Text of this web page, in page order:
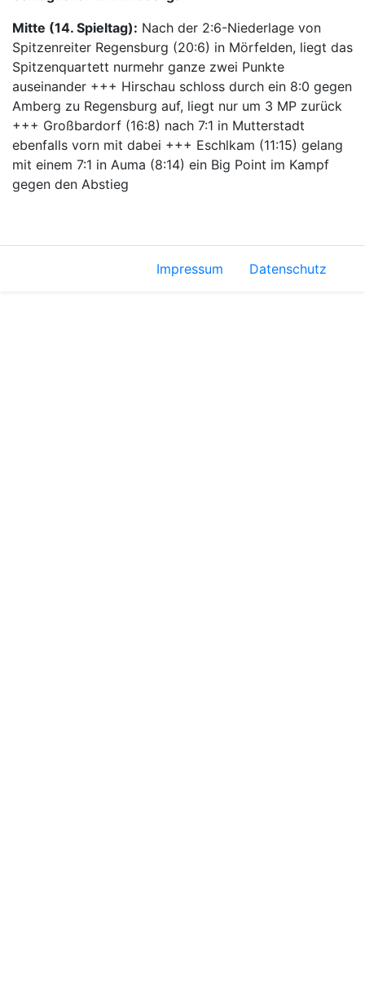
Mitte (14. Spieltag): Nach der 2:6-Niederlage von
Spitzenreiter Regensburg (20:6) in Mörfelden, liegt das
Spitzenquartett nurmehr ganze zwei Punkte
auseinander +++ Hirschau schloss durch ein 8:0 gegen
Amberg zu Regensburg auf, liegt nur um 3 MP zurück
+++ Großbardorf (16:8) nach 7:1 in Mutterstadt
ebenfalls vorn mit dabei +++ Eschlkam (11:15) gelang
mit einem 7:1 in Auma (8:14) ein Big Point im Kampf
gegen den Abstieg
Impressum Datenschutz